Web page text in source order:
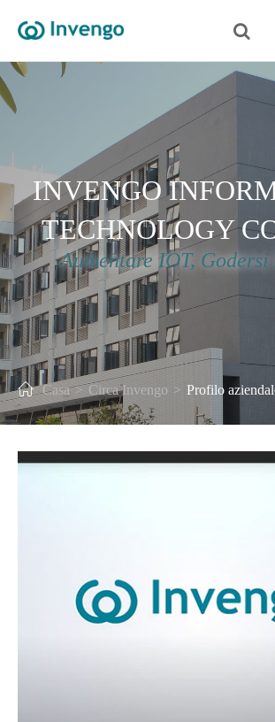
INVENGO
TECHNOLOGY
Aumentare IOT,
Casa Circa Invengo Profilo